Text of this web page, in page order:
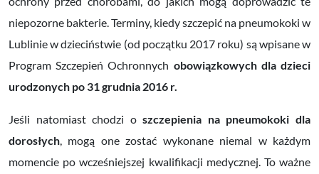
niepozorne bakterie. Terminy, kiedy szczepić na pneumokoki w
Lublinie w dzieciństwie (od początku 2017 roku) są wpisane w
Program Szczepień Ochronnych obowiązkowych dla dzieci
urodzonych po 31 grudnia 2016 r.
Jeśli natomiast chodzi oszczepienia na pneumokoki dla
dorosłych, mogą one zostać wykonane niemal w każdym
momencie po wcześniejszej kwalifikacji medycznej. To ważne